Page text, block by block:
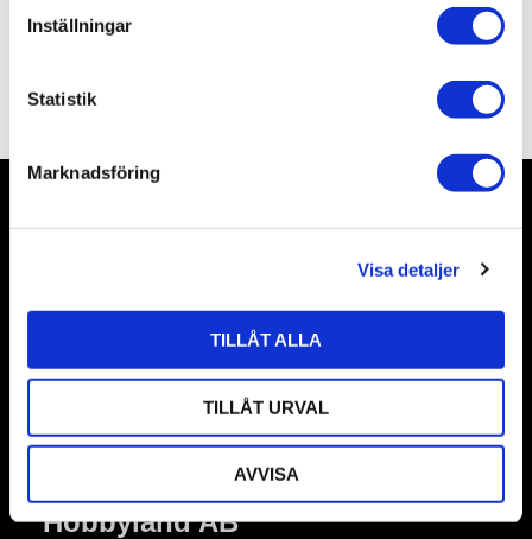
s
Inställningar
Statistik
Marknadsföring
Visa detaljer
TILLÅT ALLA
TILLÅT URVAL
AVVISA
Omdömen
Dina personuppgifter behandlas i enlighet med vår
Hobbyland AB